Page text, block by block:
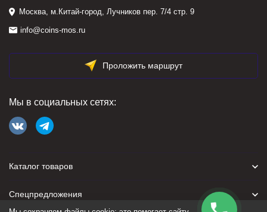
Москва, м.Китай-город, Лучников пер. 7/4 стр. 9
info@coins-mos.ru
Проложить маршрут
Мы в социальных сетях:
Каталог товаров
Спецпредложения